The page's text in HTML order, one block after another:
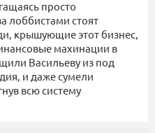
просто
лоббистами стоят
крышующие этот бизнес,
махинации в
Васильеву из под
и даже сумели
всю систему